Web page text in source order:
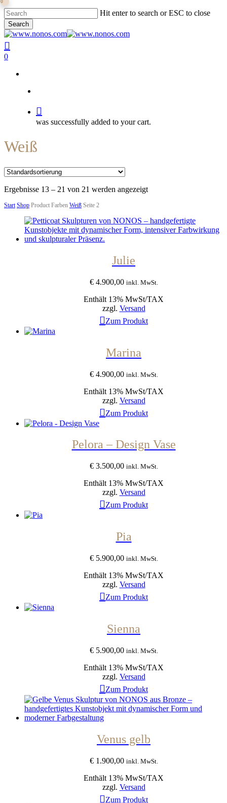
Skip
to
main
content
Hit enter to search or ESC to close
Search
Close
Search
search
0
0
was successfully added to your cart.
Weiß
Ergebnisse 13 – 21 von 21 werden angezeigt
Start Shop Product Farben Weiß Seite 2
Julie
€4.900,00 inkl. MwSt.
Enthält 13% MwSt/TAX
zzgl. Versand
Zum Produkt
Marina
€4.900,00 inkl. MwSt.
Enthält 13% MwSt/TAX
zzgl. Versand
Zum Produkt
Pelora – Design Vase
€3.500,00 inkl. MwSt.
Enthält 13% MwSt/TAX
zzgl. Versand
Zum Produkt
Pia
€5.900,00 inkl. MwSt.
Enthält 13% MwSt/TAX
zzgl. Versand
Zum Produkt
Sienna
€5.900,00 inkl. MwSt.
Enthält 13% MwSt/TAX
zzgl. Versand
Zum Produkt
Venus gelb
€1.900,00 inkl. MwSt.
Enthält 13% MwSt/TAX
zzgl. Versand
Zum Produkt